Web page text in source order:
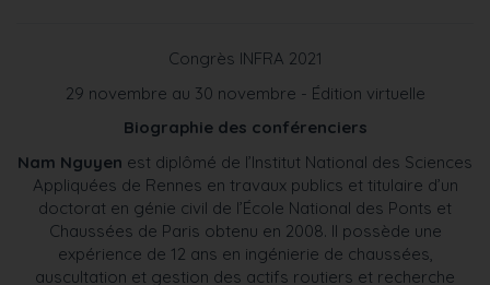
Congrès INFRA 2021
29 novembre au 30 novembre - Édition virtuelle
Biographie des conférenciers
Nam Nguyen est diplômé de l’Institut National des Sciences
Appliquées de Rennes en travaux publics et titulaire d’un
doctorat en génie civil de l’École National des Ponts et
Chaussées de Paris obtenu en 2008. Il possède une
expérience de 12 ans en ingénierie de chaussées,
auscultation et gestion des actifs routiers et recherche